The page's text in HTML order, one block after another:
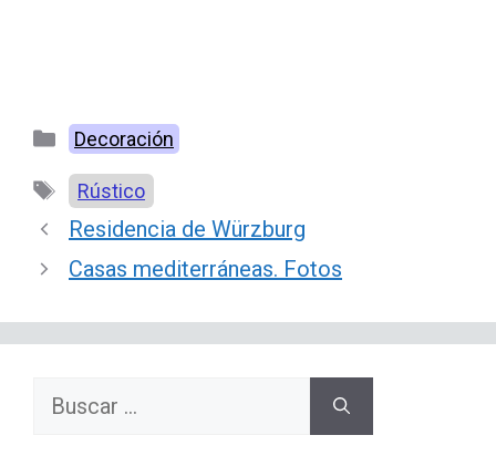
Categorías
Decoración
Etiquetas
Rústico
Residencia de Würzburg
Casas mediterráneas. Fotos
Buscar: